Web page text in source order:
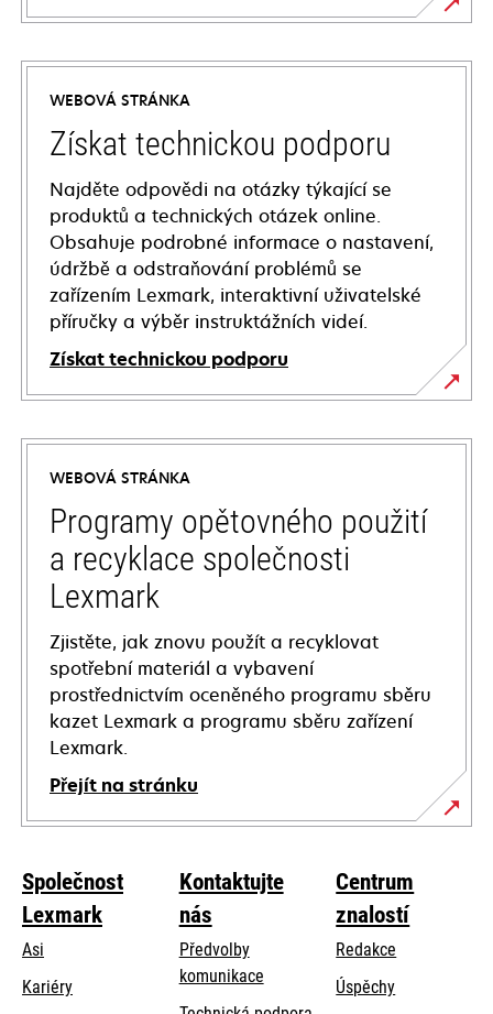
WEBOVÁ STRÁNKA
Získat technickou podporu
Najděte odpovědi na otázky týkající se
produktů a technických otázek online.
Obsahuje podrobné informace o nastavení,
údržbě a odstraňování problémů se
zařízením Lexmark, interaktivní uživatelské
příručky a výběr instruktážních videí.
Získat technickou podporu
opens
in
new
tab
WEBOVÁ STRÁNKA
Programy opětovného použití
a recyklace společnosti
Lexmark
Zjistěte, jak znovu použít a recyklovat
spotřební materiál a vybavení
prostřednictvím oceněného programu sběru
kazet Lexmark a programu sběru zařízení
Lexmark.
Přejít na stránku
Společnost
Lexmark
Asi
Kariéry
Kontaktujte
nás
Předvolby
komunikace
Centrum
znalostí
Redakce
Úspěchy